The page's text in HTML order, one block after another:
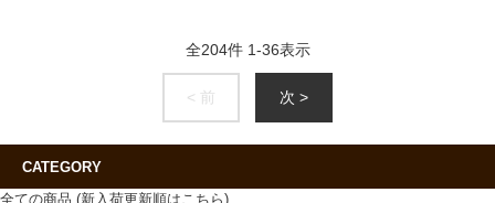
全204件 1-36表示
< 前 次 >
CATEGORY
全ての商品 (新入荷更新順はこちら)